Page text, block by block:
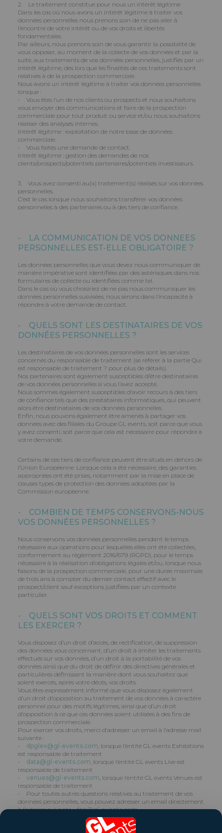
2. Le traitement constitue pour nous un intérêt légitime
Dans les cas où nous avons un intérêt légitime à traiter vos
données personnelles nous prenons soin de ne pas aller à
l’encontre de votre intérêt ou de vos droits et libertés
fondamentales.
Par ailleurs, nous prenons soin de vous garantir la possibilité de
vous opposer, au moment de la collecte de vos données et par la
suite, aux traitements de vos données personnelles, justifiés par un
intérêt légitime, dès lors que les finalités de ces traitements sont
relatives à de la prospection commerciale.
Nous avons un intérêt légitime à traiter vos données personnelles
lorsque :
- Vous êtes l’un de nos clients ou prospects et nous souhaitons
vous envoyer des communications et faire de la prospection
commerciale pour tout produit ou service et/ou nous souhaitons
réaliser des analyses internes.
Intérêt légitime : exploitation de notre base de données
commerciale.
- Vous faites une demande de contact.
Intérêt légitime : gestion des demandes de nos
clients/prospects/potentiels partenaires/potentiels investisseurs.
3. Vous avez consenti au(x) traitement(s) réalisés sur vos données
personnelles.
C’est le cas lorsque nous souhaitons transférer vos données
personnelles à des partenaires ou à des tiers de confiance.
- LA COMMUNICATION DE VOS DONNEES
PERSONNELLES EST-ELLE OBLIGATOIRE ?
Les données personnelles que vous devez nous communiquer de
manière impérative sont identifiées par des astérisques dans nos
formulaires de collecte ou identifiées comme tel.
Dans le cas où vous choisiriez de ne pas nous communiquer les
données personnelles susvisées, nous serons dans l’incapacité à
répondre à votre demande de contact.
- QUELS SONT LES DESTINATAIRES DE VOS
DONNÉES PERSONNELLES ?
Les destinataires de vos données personnelles sont les services
concernés du responsable de traitement (se référer à la partie Qui
est responsable de traitement ? pour plus de détails).
Nos partenaires sont également susceptibles d’être destinataires
de vos données personnelles si vous l’avez accepté.
Nous sommes également susceptibles d’avoir recours à des tiers
de confiance tels que des prestataires informatiques, qui peuvent
alors être destinataires de vos données personnelles.
Enfin, nous pouvons également être amenés à partager vos
données avec des filiales du Groupe GL events, soit parce que vous
y avez consenti, soit parce que cela est nécessaire pour répondre à
votre demande.
Certains de ces tiers de confiance peuvent être situés en dehors de
l’Union Européenne. Lorsque cela a été nécessaire, des garanties
appropriées ont été prises, notamment par la mise en place de
clauses types de protection des données adoptées par la
Commission européenne.
- COMBIEN DE TEMPS CONSERVONS-NOUS
VOS DONNÉES PERSONNELLES ?
Nous conservons vos données personnelles pendant le temps
nécessaire aux opérations pour lesquelles elles ont été collectées,
conformément au règlement 2016/679 (RGPD), pour le temps
nécessaire à la réalisation d’obligations légales et/ou, lorsque nous
faisons de la prospection commerciale, pour une durée maximale
de trois ans à compter du dernier contact effectif avec le
prospect/client sauf exceptions justifiées par un contexte
particulier.
- QUELS SONT VOS DROITS ET COMMENT
LES EXERCER ?
Vous disposez d’un droit d’accès, de rectification, de suppression
des données vous concernant, d’un droit à limiter les traitements
effectués sur vos données, d’un droit à la portabilité de vos
données ainsi que du droit de définir des directives générales et
particulières définissant la manière dont vous souhaitez que
soient exercés, après votre décès, vos droits.
Vous êtes expressément informé que vous disposez également
d’un droit d’opposition au traitement de vos données à caractère
personnel pour des motifs légitimes, ainsi que d’un droit
d’opposition à ce que ces données soient utilisées à des fins de
prospection commerciale.
Pour exercer vos droits, merci d’adresser un email à l’adresse mail
suivante :
- dpglex@gl-events.com, lorsque l’entité GL events Exhibitions
est responsable de traitement
- data@gl-events.com, lorsque l’entité GL events Live est
responsable de traitement
- venues@gl-events.com, lorsque l’entité GL events Venues est
responsable de traitement
- Pour toutes autres questions relatives au traitement de vos
données personnelles, vous pouvez adresser un email directement
à l’adresse suivante :dpo@gl-events.com
Vous pouvez également introduire une réclamation auprès d’une